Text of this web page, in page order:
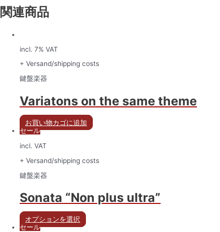
関連商品
incl. 7% VAT
+ Versand/shipping costs
鍵盤楽器
Variatons on the same theme
お買い物カゴに追加
セール
incl. VAT
+ Versand/shipping costs
鍵盤楽器
Sonata “Non plus ultra”
オプションを選択
セール